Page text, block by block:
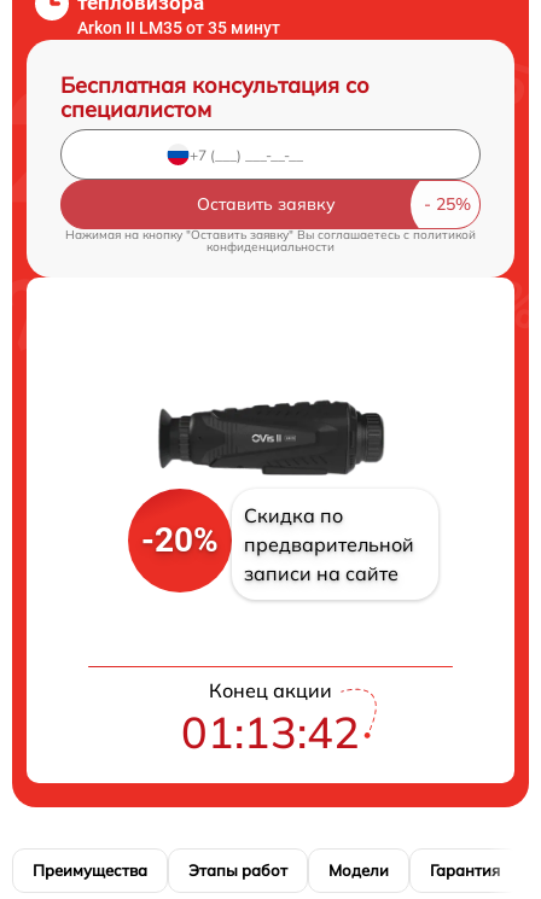
Arkon II LM35 от 35 минут
Бесплатная консультация со
специалистом
Оставить заявку
Нажимая на кнопку "Оставить заявку" Вы соглашаетесь c политикой
конфиденциальности
-20%
Скидка по
предварительной
записи на сайте
Конец акции
01:13:41
Преимущества Этапы работ Модели Гарантия